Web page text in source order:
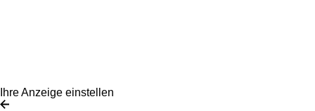
Ihre Anzeige einstellen